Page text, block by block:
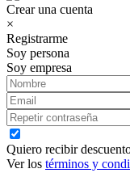
Crear una cuenta
×
Registrarme
Soy persona
Soy empresa
Quiero recibir
Ver los términos y